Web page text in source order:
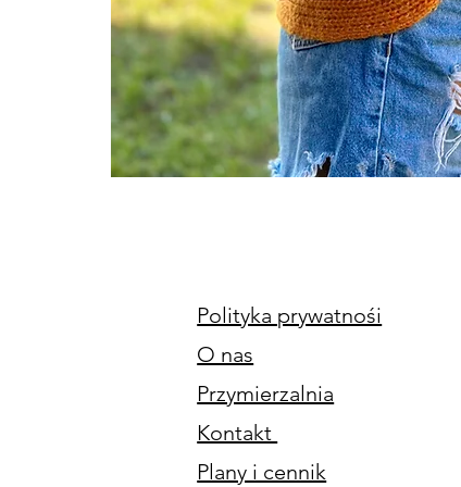
Polityka prywatnośi
O nas
Przymierzalnia
Kontakt
Plany i cennik